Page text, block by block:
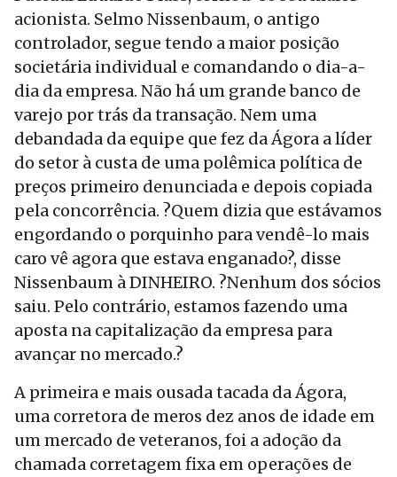
acionista. Selmo Nissenbaum, o antigo
controlador, segue tendo a maior posição
societária individual e comandando o dia-a-
dia da empresa. Não há um grande banco de
varejo por trás da transação. Nem uma
debandada da equipe que fez da Ágora a líder
do setor à custa de uma polêmica política de
preços primeiro denunciada e depois copiada
pela concorrência. ?Quem dizia que estávamos
engordando o porquinho para vendê-lo mais
caro vê agora que estava enganado?, disse
Nissenbaum à DINHEIRO. ?Nenhum dos sócios
saiu. Pelo contrário, estamos fazendo uma
aposta na capitalização da empresa para
avançar no mercado.?
A primeira e mais ousada tacada da Ágora,
uma corretora de meros dez anos de idade em
um mercado de veteranos, foi a adoção da
chamada corretagem fixa em operações de